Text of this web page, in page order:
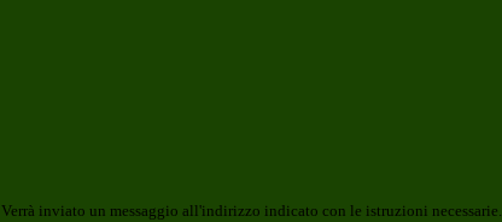
Verrà inviato un messaggio all'indirizzo indicato con le istruzioni necessarie.